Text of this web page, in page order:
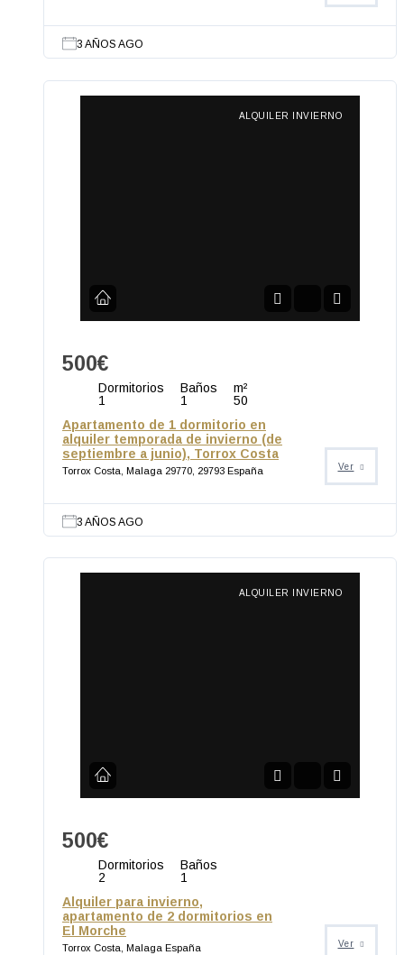
3 AÑOS AGO
ALQUILER INVIERNO
500€
Dormitorios
1
Baños
1
m²
50
Apartamento de 1 dormitorio en
alquiler temporada de invierno (de
septiembre a junio), Torrox Costa
Torrox Costa, Malaga 29770, 29793 España Ver
3 AÑOS AGO
ALQUILER INVIERNO
500€
Dormitorios
2
Baños
1
Alquiler para invierno,
apartamento de 2 dormitorios en
El Morche
Torrox Costa, Malaga España Ver